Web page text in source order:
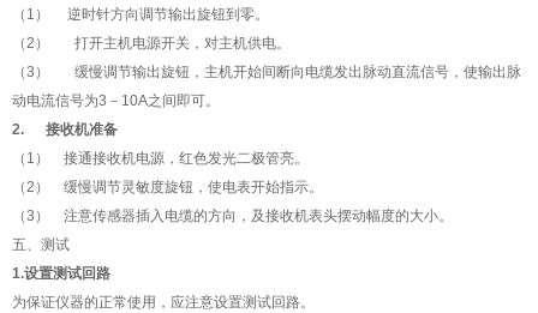
（1） 逆时针方向调节输出旋钮到零。
（2） 打开主机电源开关，对主机供电。
（3） 缓慢调节输出旋钮，主机开始间断向电缆发出脉动直流信号，使输出脉
动电流信号为3－10A之间即可。
2. 接收机准备
（1） 接通接收机电源，红色发光二极管亮。
（2） 缓慢调节灵敏度旋钮，使电表开始指示。
（3） 注意传感器插入电缆的方向，及接收机表头摆动幅度的大小。
五、测试
1.设置测试回路
为保证仪器的正常使用，应注意设置测试回路。